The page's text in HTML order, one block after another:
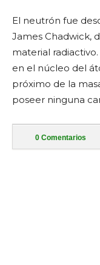
El neutrón fue
James Chadwick,
material
en el núcleo del
próximo de la
poseer ninguna
0 Comentarios